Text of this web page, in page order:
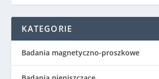
KATEGORIE
Badania magnetyczno-proszkowe